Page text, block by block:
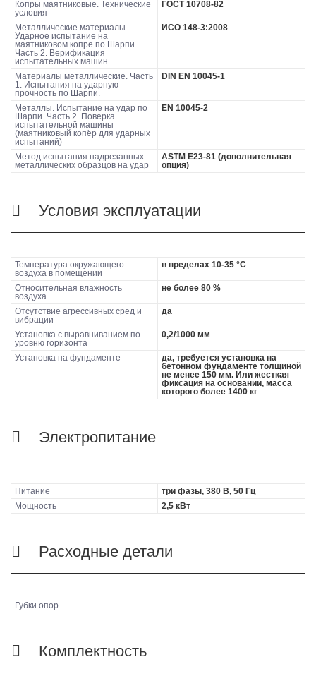
Копры маятниковые. Технические
условия
ГОСТ 10708-82
Металлические материалы.
Ударное испытание на
маятниковом копре по Шарпи.
Часть 2. Верификация
испытательных машин
ИСО 148-3:2008
Материалы металлические. Часть
1. Испытания на ударную
прочность по Шарпи.
DIN EN 10045-1
Металлы. Испытание на удар по
Шарпи. Часть 2. Поверка
испытательной машины
(маятниковый копёр для ударных
испытаний)
EN 10045-2
Метод испытания надрезанных
металлических образцов на удар
ASTM E23-81 (дополнительная
опция)
Условия эксплуатации
Температура окружающего
воздуха в помещении
в пределах 10-35 °С
Относительная влажность
воздуха
не более 80 %
Отсутствие агрессивных сред и
вибрации
да
Установка с выравниванием по
уровню горизонта
0,2/1000 мм
Установка на фундаменте
да, требуется установка на
бетонном фундаменте толщиной
не менее 150 мм. Или жесткая
фиксация на основании, масса
которого более 1400 кг
Электропитание
Питание
три фазы, 380 В, 50 Гц
Мощность
2,5 кВт
Расходные детали
Губки опор
Комплектность